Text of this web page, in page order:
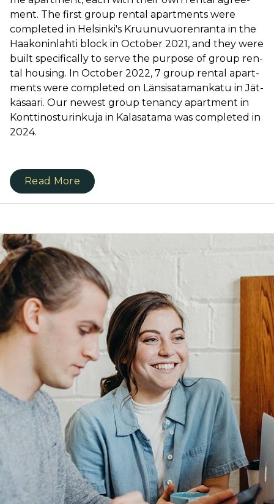
ment. The first group ren­tal apart­ments we­re
comp­le­ted in Hel­sin­ki's Kruu­nu­vuo­ren­ran­ta in the
Haa­ko­nin­lah­ti block in Oc­to­ber 2021, and they we­re
built spe­ci­fi­cal­ly to ser­ve the pur­po­se of group ren­
tal hou­sing. In Oc­to­ber 2022, 7 group ren­tal apart­
ments we­re comp­le­ted on Län­si­sa­ta­man­ka­tu in Jät­
kä­saa­ri. Our newest group tenancy apartment in
Konttinosturinkuja in Kalasatama was completed in
2024.
Read More